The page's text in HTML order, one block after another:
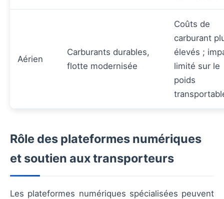
Aérien
Carburants durables,
flotte modernisée
Coûts de
carburant
élevés ;
limité sur le
poids
Rôle des plateformes numériques
et soutien aux transporteurs
Les plateformes numériques spécialisées peuvent